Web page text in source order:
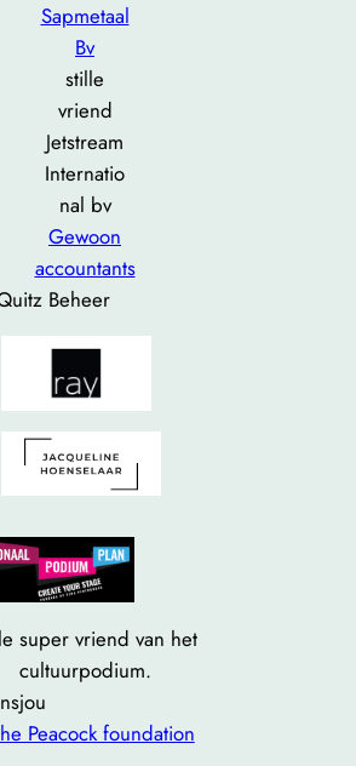
Sapmetaal
Bv
stille
vriend
Jetstream
Internatio
nal bv
Gewoon
accountants
Beheer
super vriend van het
cultuurpodium.
Peacock foundation